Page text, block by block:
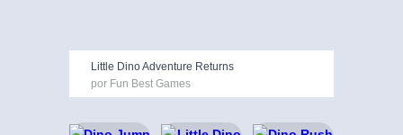
Little Dino Adventure Returns
por Fun Best Games